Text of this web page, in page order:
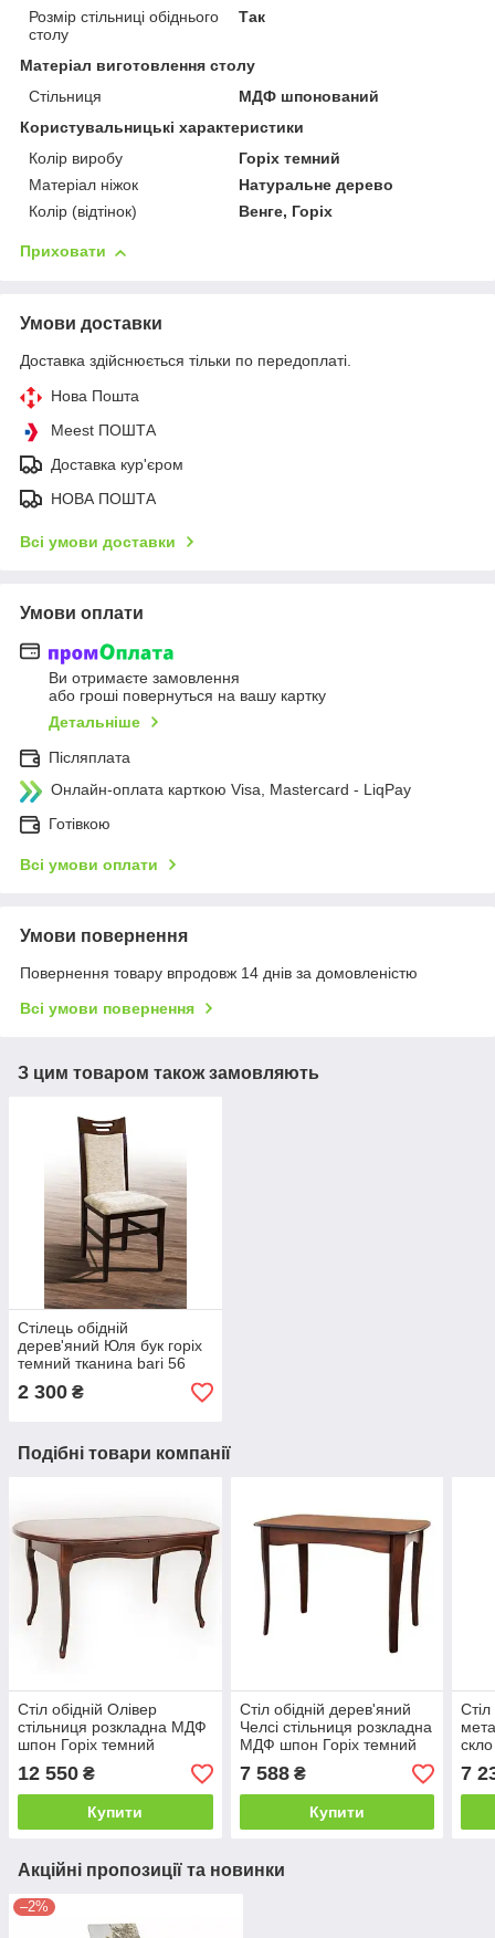
Розмір стільниці обіднього
столу
Так
Матеріал виготовлення столу
Стільниця
МДФ шпонований
Користувальницькі характеристики
Колір виробу
Горіх темний
Матеріал ніжок
Натуральне дерево
Колір (відтінок)
Венге, Горіх
Приховати
Умови доставки
Доставка здійснюється тільки по передоплаті.
Нова Пошта
Meest ПОШТА
Доставка кур'єром
НОВА ПОШТА
Всі умови доставки
Умови оплати
Ви отримаєте замовлення
або гроші повернуться на вашу картку
Детальніше
Післяплата
Онлайн-оплата карткою Visa, Mastercard - LiqPay
Готівкою
Всі умови оплати
Умови повернення
Повернення товару впродовж 14 днів за домовленістю
Всі умови повернення
З цим товаром також замовляють
Стілець обідній
дерев'яний Юля бук горіх
темний тканина bari 56
(Мікс-Меблі ТМ)
2 300 ₴
Подібні товари компанії
Стіл обідній Олівер
стільниця розкладна МДФ
шпон Горіх темний
Меблі ТМ)
12 550 ₴
Купити
Стіл обідній дерев'яний
Челсі стільниця розкладна
МДФ шпон Горіх темний
Мебель ТМ)
7 588₴
Купити
7
Акційні пропозиції та новинки
–2%